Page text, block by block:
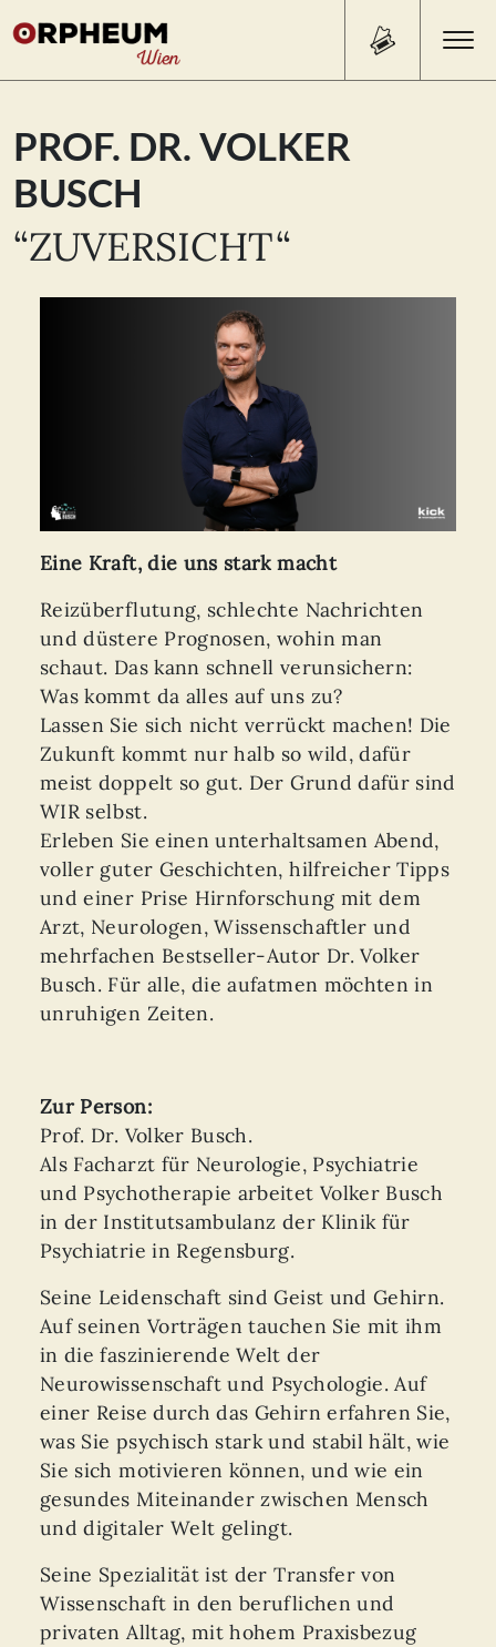
Search
for:
PROGRAMM/TICKETS
BEISL
ÜBER UNS
KONTAKT
PROF. DR. VOLKER
BUSCH
“ZUVERSICHT“
Eine Kraft, die uns stark macht
Reizüberflutung, schlechte Nachrichten
und düstere Prognosen, wohin man
schaut. Das kann schnell verunsichern:
Was kommt da alles auf uns zu?
Lassen Sie sich nicht verrückt machen! Die
Zukunft kommt nur halb so wild, dafür
meist doppelt so gut. Der Grund dafür sind
WIR selbst.
Erleben Sie einen unterhaltsamen Abend,
voller guter Geschichten, hilfreicher Tipps
und einer Prise Hirnforschung mit dem
Arzt, Neurologen, Wissenschaftler und
mehrfachen Bestseller-Autor Dr. Volker
Busch. Für alle, die aufatmen möchten in
unruhigen Zeiten.
Zur Person:
Prof. Dr. Volker Busch.
Als Facharzt für Neurologie, Psychiatrie
und Psychotherapie arbeitet Volker Busch
in der Institutsambulanz der Klinik für
Psychiatrie in Regensburg.
Seine Leidenschaft sind Geist und Gehirn.
Auf seinen Vorträgen tauchen Sie mit ihm
in die faszinierende Welt der
Neurowissenschaft und Psychologie. Auf
einer Reise durch das Gehirn erfahren Sie,
was Sie psychisch stark und stabil hält, wie
Sie sich motivieren können, und wie ein
gesundes Miteinander zwischen Mensch
und digitaler Welt gelingt.
Seine Spezialität ist der Transfer von
Wissenschaft in den beruflichen und
privaten Alltag, mit hohem Praxisbezug